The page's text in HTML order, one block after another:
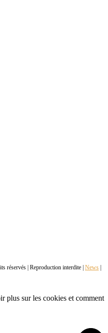
réservés | Reproduction interdite | News
plus sur les cookies et comment